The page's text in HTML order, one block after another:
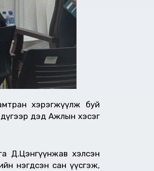
хэрэгжүүлж буй
дэд Ажлын хэсэг
Д.Цэнгүүнжав хэлсэн
нэгдсэн сан үүсгэж,